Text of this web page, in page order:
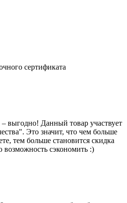
сертификата
выгодно! Данный товар участвует
Это значит, что чем больше
тем больше становится скидка
возможность сэкономить :)